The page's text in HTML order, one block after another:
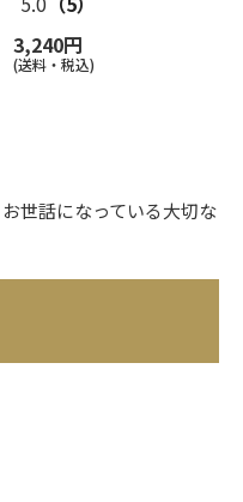
3,240円
(送料・税込)
世話になっている大切な